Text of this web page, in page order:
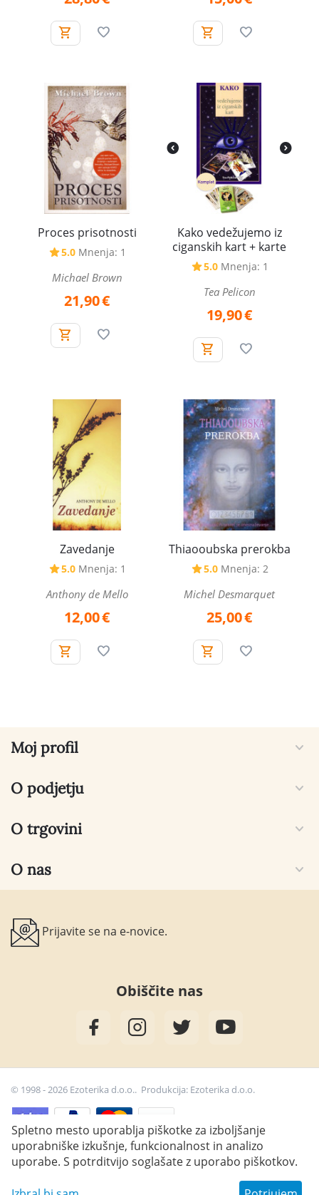
34,00 € Dodaj v košarico
Proces prisotnosti
5.0 Mnenja: 1
Michael Brown
21,90€
Kako vedežujemo iz
ciganskih kart + karte
5.0 Mnenja: 1
Tea Pelicon
19,90€
Zavedanje
5.0 Mnenja: 1
Anthony de Mello
12,00€
Thiaooubska prerokba
5.0 Mnenja: 2
Michel Desmarquet
25,00€
Moj profil
O podjetju
O trgovini
O nas
Prijavite se na e-novice.
Obiščite nas
© 1998 - 2026 Ezoterika d.o.o.. Produkcija: Ezoterika d.o.o.
Spletno mesto uporablja piškotke za izboljšanje
uporabniške izkušnje, funkcionalnost in analizo
uporabe. S potrditvijo soglašate z uporabo piškotkov.